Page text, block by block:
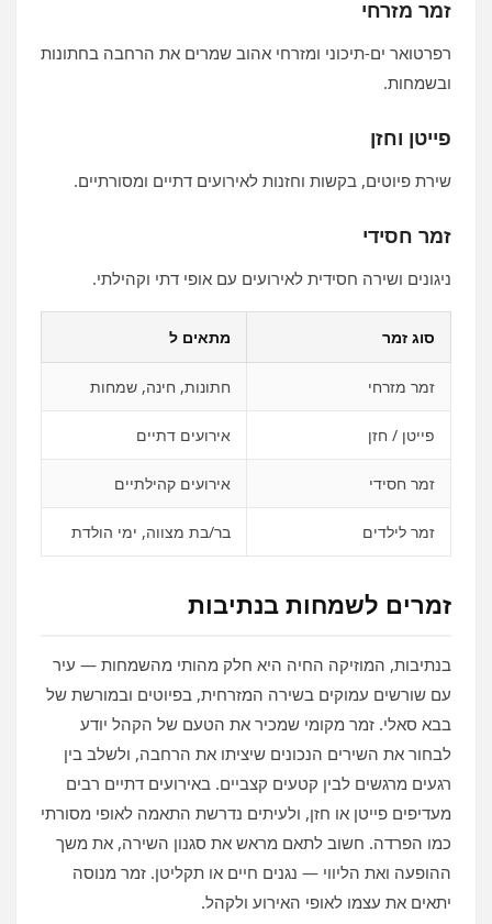
זמר מזרחי
רפרטואר ים‑תיכוני ומזרחי אהוב שמרים את הרחבה בחתונות
ובשמחות.
פייטן וחזן
שירת פיוטים, בקשות וחזנות לאירועים דתיים ומסורתיים.
זמר חסידי
ניגונים ושירה חסידית לאירועים עם אופי דתי וקהילתי.
סוג זמר מתאים ל
זמר מזרחי חתונות, חינה, שמחות
פייטן / חזן אירועים דתיים
זמר חסידי אירועים קהילתיים
זמר לילדים בר/בת מצווה, ימי הולדת
זמרים לשמחות בנתיבות
בנתיבות, המוזיקה החיה היא חלק מהותי מהשמחות — עיר
עם שורשים עמוקים בשירה המזרחית, בפיוטים ובמורשת של
בבא סאלי. זמר מקומי שמכיר את הטעם של הקהל יודע
לבחור את השירים הנכונים שיציתו את הרחבה, ולשלב בין
רגעים מרגשים לבין קטעים קצביים. באירועים דתיים רבים
מעדיפים פייטן או חזן, ולעיתים נדרשת התאמה לאופי מסורתי
כמו הפרדה. חשוב לתאם מראש את סגנון השירה, את משך
ההופעה ואת הליווי — נגנים חיים או תקליטן. זמר מנוסה
יתאים את עצמו לאופי האירוע ולקהל.